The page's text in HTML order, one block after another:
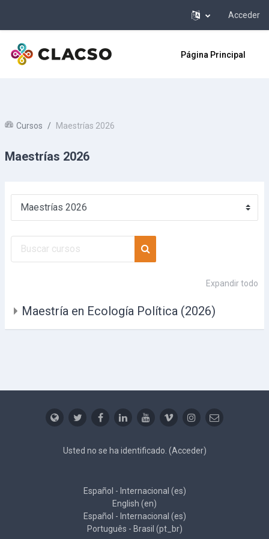
Acceder
Página Principal
Cursos Maestrías 2026
Maestrías 2026
Categorías
Buscar cursos
Expandir todo
Maestría en Ecología Política (2026)
Usted no se ha identificado. (Acceder)
Español - Internacional ‎(es)‎
English ‎(en)‎
Español - Internacional ‎(es)‎
Português - Brasil ‎(pt_br)‎